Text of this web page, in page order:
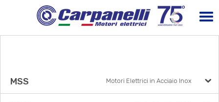
MSS Motori Elettrici in Acciaio Inox